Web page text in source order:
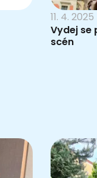
11. 4. 2025
Vydej se
scén